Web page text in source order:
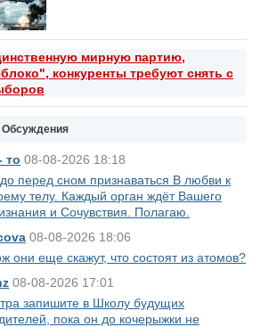
мирную партию,
конкуренты требуют снять с
Обсуждения
то 08-08-2026 18:18
перед сном признаваться В любви к
телу. Каждый орган ждёт Вашего
и Сочувствия. Полагаю.
08-08-2026 18:06
они еще скажут, что состоят из атомов?
08-08-2026 17:01
запишите в Школу будущих
пока он до кочерыжки не